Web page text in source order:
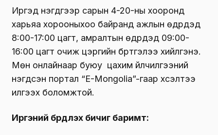
Иргэд нэгдүгээр сарын 4-20-ны хооронд
харьяа хорооныхоо байранд ажлын өдрүүдэд
8:00-17:00 цагт, амралтын өдрүүдэд 09:00-
16:00 цагт очиж цэргийн бүртгэлээ хийлгэнэ.
Мөн онлайнаар буюу цахим үйлчилгээний
нэгдсэн портал “E-Mongolia”-гаар хүсэлтээ
илгээх боломжтой.
Иргэний бүрдүүлэх бичиг баримт: